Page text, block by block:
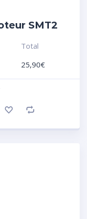
SMT2
Total
25,90€